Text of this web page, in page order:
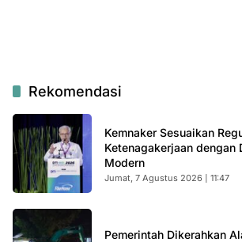
Rekomendasi
Kemnaker Sesuaikan
Ketenagakerjaan dengan
Modern
Jumat, 7 Agustus 2026 | 11:47
Pemerintah Dikerahkan